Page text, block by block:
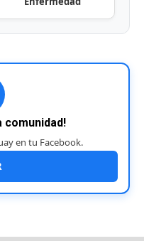
comunidad!
en tu Facebook.